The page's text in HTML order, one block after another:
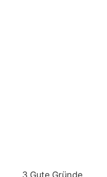
3 Gute Gründe